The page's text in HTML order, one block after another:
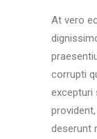
At vero
corrupti
excepturi
deserunt